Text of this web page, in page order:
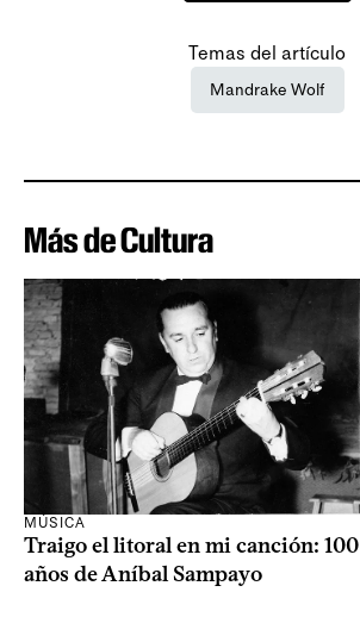
Temas del artículo
Mandrake Wolf
Más de Cultura
MÚSICA
Traigo el litoral en mi canción: 100
años de Aníbal Sampayo